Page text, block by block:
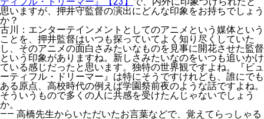
思いますが、押井守監督の演出にどんな印象をお持ちでしょう
か？
古川
：エンターテインメントとしてのアニメという媒体という
ことを、押井監督はいつも探っていてよく知り尽くしていた
し、そのアニメの面白さみたいなものを見事に開花させた監督
という印象がありますね。新しさみたいなのをいつも追いかけ
ている感じだったと思います。独特の世界観ですよね。『ビュ
ーティフル・ドリーマー』は特にそうですけれども、誰にでも
ある原点、高校時代の例えば学園祭前夜のような話ですよね。
そういうもので多くの人に共感を受けたんじゃないでしょう
か。
—— 高橋先生からいただいたお言葉などで、覚えてらっしゃる